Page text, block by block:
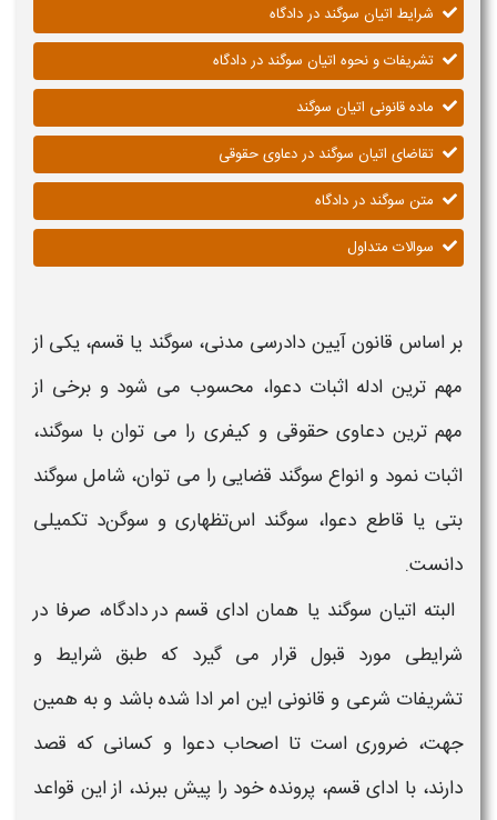
شرایط اتیان سوگند در دادگاه
تشریفات و نحوه اتیان سوگند در دادگاه
ماده قانونی اتیان سوگند
تقاضای اتیان سوگند در دعاوی حقوقی
متن سوگند در دادگاه
سوالات متداول
بر اساس قانون آیین دادرسی مدنی، سوگند یا قسم، یکی از
مهم ترین ادله اثبات دعوا، محسوب می شود و برخی از
مهم ترین دعاوی حقوقی و کیفری را می توان با سوگند،
اثبات نمود و انواع سوگند قضایی را می توان، شامل سوگند
بتی یا قاطع دعوا، سوگند استظهاری و سوگند تکمیلی
دانست.
البته اتیان سوگند یا همان ادای قسم در دادگاه، صرفا در
شرایطی مورد قبول قرار می گیرد که طبق شرایط و
تشریفات شرعی و قانونی این امرادا شده باشد و به همین
جهت، ضروری است تا اصحاب دعوا و کسانی که قصد
دارند، با ادای قسم، پرونده خود را پیش ببرند، از این قواعد